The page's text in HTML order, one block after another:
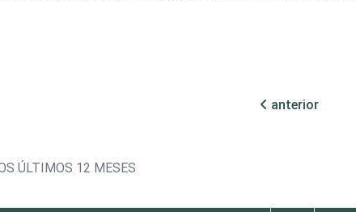
anterior
ÚLTIMOS 12 MESES